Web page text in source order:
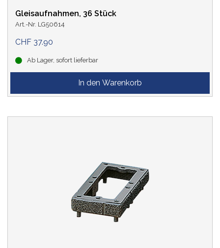
Gleisaufnahmen, 36 Stück
Art.-Nr. LG50614
CHF 37.90
Ab Lager, sofort lieferbar